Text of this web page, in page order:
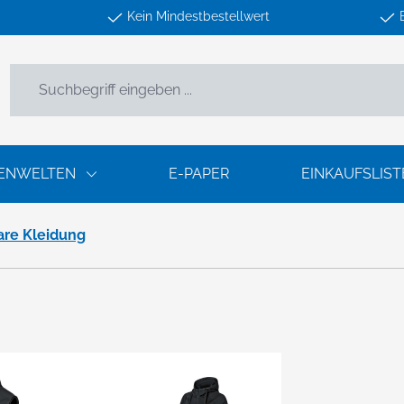
Kein Mindestbestellwert
E-PAPER
Kleidung